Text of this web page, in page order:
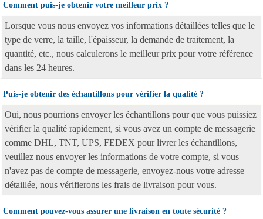
Comment puis-je obtenir votre meilleur prix ?
Lorsque vous nous envoyez vos informations détaillées telles que le
type de verre, la taille, l'épaisseur, la demande de traitement, la
quantité, etc., nous calculerons le meilleur prix pour votre référence
dans les 24 heures.
Puis-je obtenir des échantillons pour vérifier la qualité ?
Oui, nous pourrions envoyer les échantillons pour que vous puissiez
vérifier la qualité rapidement, si vous avez un compte de messagerie
comme DHL, TNT, UPS, FEDEX pour livrer les échantillons,
veuillez nous envoyer les informations de votre compte, si vous
n'avez pas de compte de messagerie, envoyez-nous votre adresse
détaillée, nous vérifierons les frais de livraison pour vous.
Comment pouvez-vous assurer une livraison en toute sécurité ?